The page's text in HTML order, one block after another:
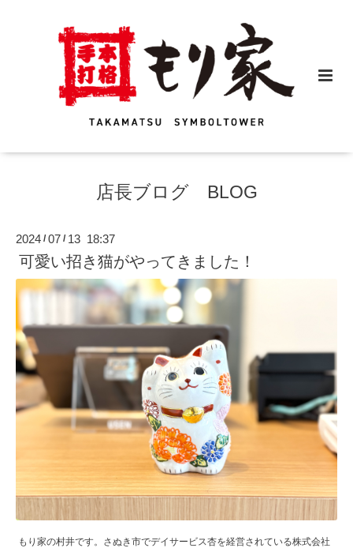
店長ブログ BLOG
2024 /07 / 13 18:37
可愛い招き猫がやってきました！
もり家の村井です。さぬき市でデイサービス杏を経営されている株式会社